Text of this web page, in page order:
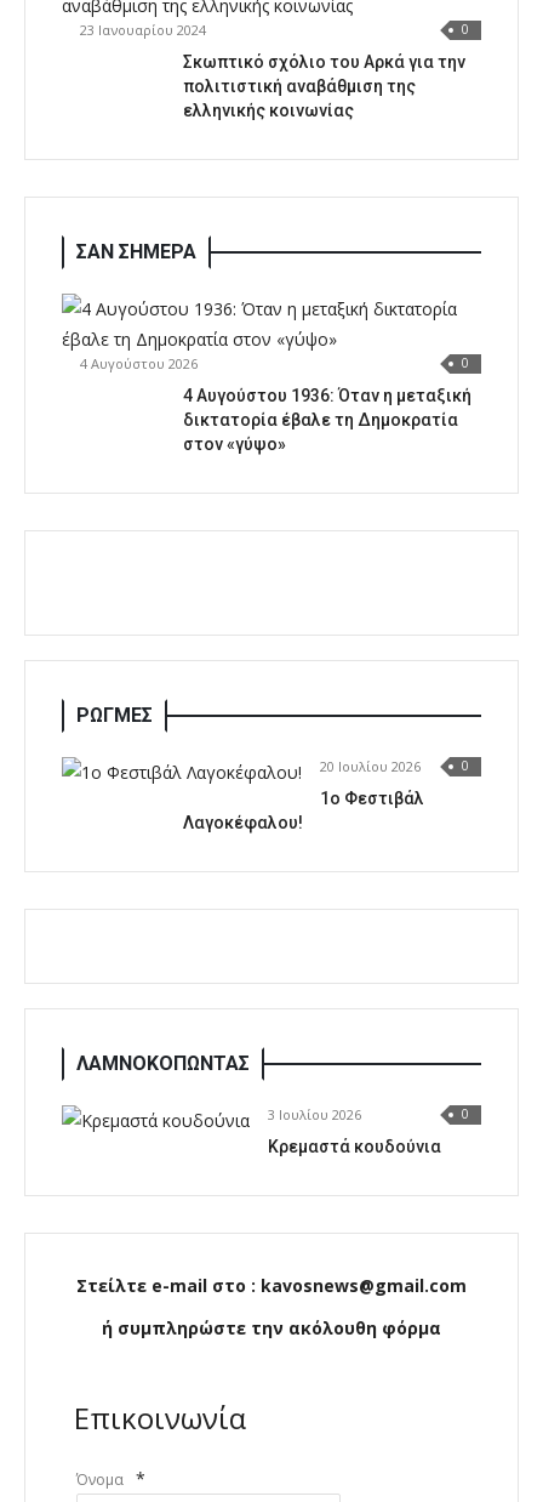
23 Ιανουαρίου 2024 0
Σκωπτικό σχόλιο του Αρκά για την
πολιτιστική αναβάθμιση της
ελληνικής κοινωνίας
ΣΑΝ ΣΗΜΕΡΑ
4 Αυγούστου 2026 0
4 Αυγούστου 1936: Όταν η μεταξική
δικτατορία έβαλε τη Δημοκρατία
στον «γύψο»
ΡΩΓΜΕΣ
20 Ιουλίου 2026 0
1o Φεστιβάλ
Λαγοκέφαλου!
ΛΑΜΝΟΚΟΠΩΝΤΑΣ
3 Ιουλίου 2026 0
Κρεμαστά κουδούνια
Στείλτε e-mail στο : kavosnews@gmail.com
ή συμπληρώστε την ακόλουθη φόρμα
Επικοινωνία
Όνομα *